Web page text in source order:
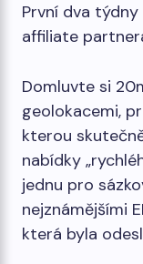
První dva týdny
affiliate
Domluvte si
geolokacemi,
kterou
nabídky
jednu pro
nejznámějšími
která byla